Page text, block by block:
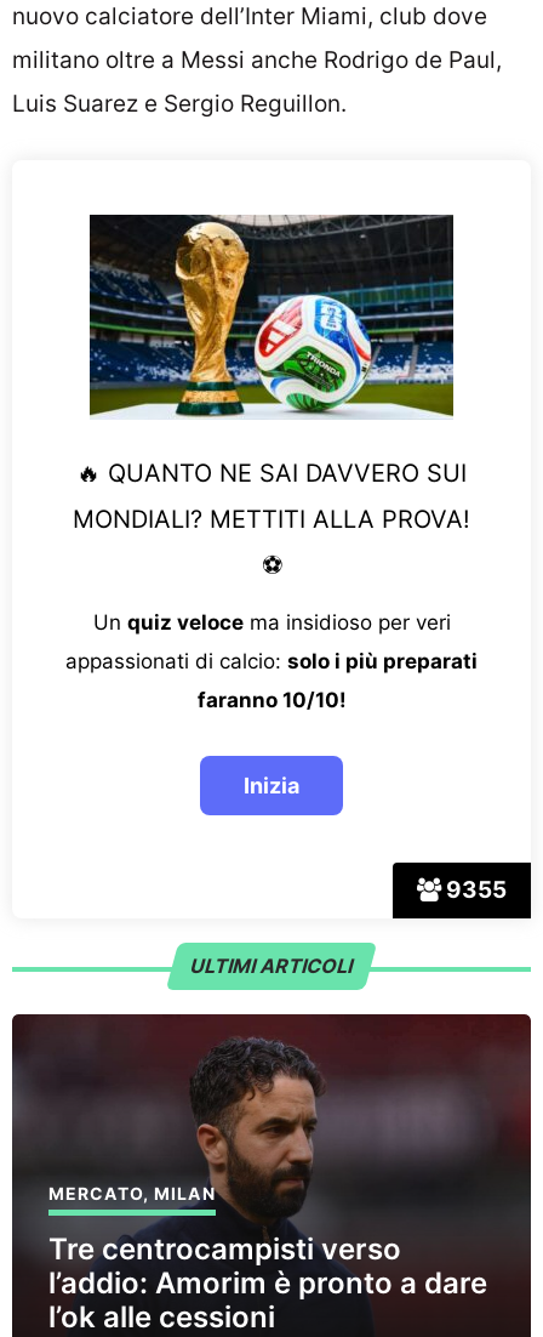
nuovo calciatore dell’Inter Miami, club dove
militano oltre a Messi anche Rodrigo de Paul,
Luis Suarez e Sergio Reguillon.
9355
🔥 QUANTO NE SAI DAVVERO SUI
MONDIALI? METTITI ALLA PROVA!
⚽
Un quiz velocema insidioso per veri
appassionati di calcio: solo i più preparati
faranno 10/10!
ULTIMI ARTICOLI
MERCATO,MILAN
Tre centrocampisti verso
l’addio: Amorim è pronto a dare
l’ok alle cessioni